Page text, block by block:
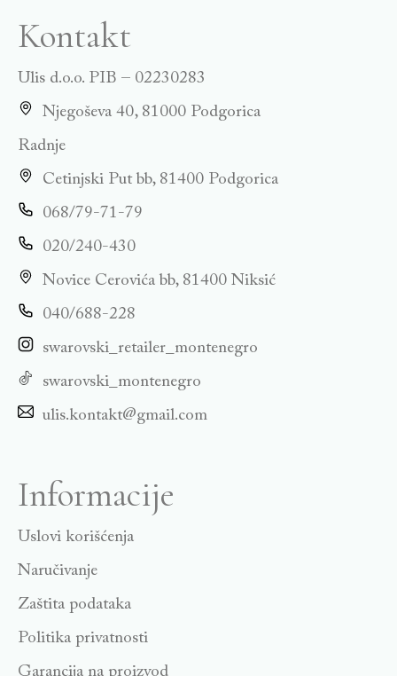
Kontakt
Ulis d.o.o. PIB – 02230283
Njegoševa 40, 81000 Podgorica
Radnje
Cetinjski Put bb, 81400 Podgorica
068/79-71-79
020/240-430
Novice Cerovića bb, 81400 Niksić
040/688-228
swarovski_retailer_montenegro
swarovski_montenegro
ulis.kontakt@gmail.com
Informacije
Uslovi korišćenja
Naručivanje
Zaštita podataka
Politika privatnosti
Garancija na proizvod